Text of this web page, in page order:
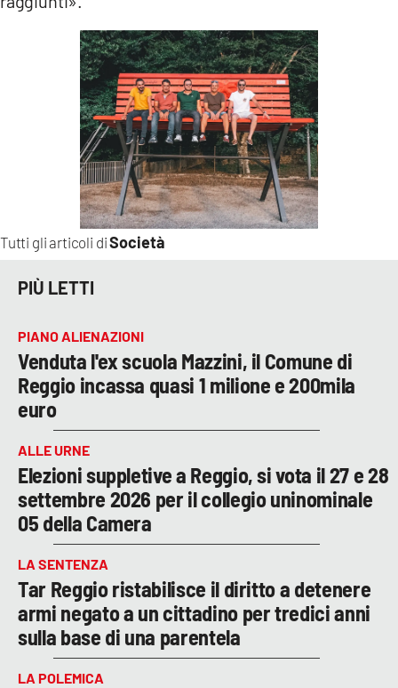
Tutti gli articoli diSocietà
PIÙ LETTI
PIANO ALIENAZIONI
Venduta l'ex scuola Mazzini, il Comune di
Reggio incassa quasi 1 milione e 200mila
euro
ALLE URNE
Elezioni suppletive a Reggio, si vota il 27 e 28
settembre 2026 per il collegio uninominale
05 della Camera
LA SENTENZA
Tar Reggio ristabilisce il diritto a detenere
armi negato a un cittadino per tredici anni
sulla base di una parentela
LA POLEMICA